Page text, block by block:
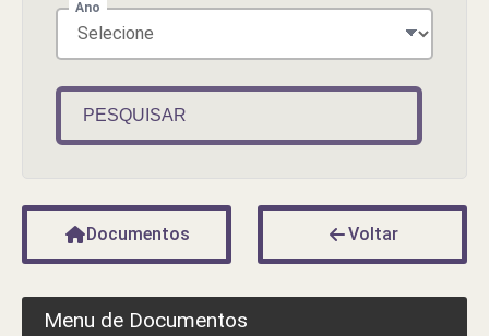
Ano
PESQUISAR
Documentos Voltar
Menu de Documentos